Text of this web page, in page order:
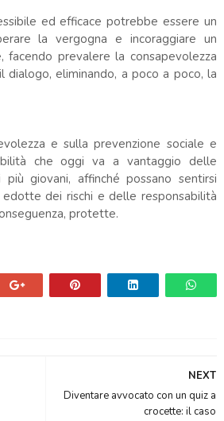
ed efficace potrebbe essere un
la vergogna e incoraggiare un
facendo prevalere la consapevolezza
dialogo, eliminando, a poco a poco, la
e sulla prevenzione sociale e
che oggi va a vantaggio delle
giovani, affinché possano sentirsi
dei rischi e delle responsabilità
protette.
NEXT
Diventare avvocato con un quiz a
crocette: il caso